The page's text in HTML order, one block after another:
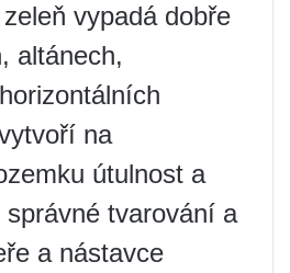
vypadá dobře
altánech,
na
útulnost a
tvarování a
a nástavce